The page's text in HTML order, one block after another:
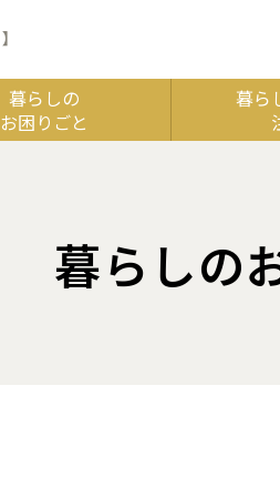
暮らしの
お困りごと
暮ら
暮らしの